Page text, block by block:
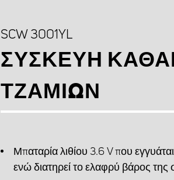
SCW 3001YL
ΣΥΣΚΕΥΉ
ΤΖΑΜΙΏΝ
Μπαταρία λιθίου 3.6 V που
ενώ διατηρεί το ελαφρύ βάρος της